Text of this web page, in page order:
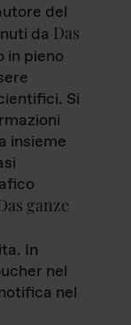
del
da Das
in pieno
Si
insieme
ganze
In
nel
nel